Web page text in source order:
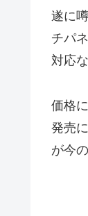
遂に
チパ
対応
価格
発売
が今